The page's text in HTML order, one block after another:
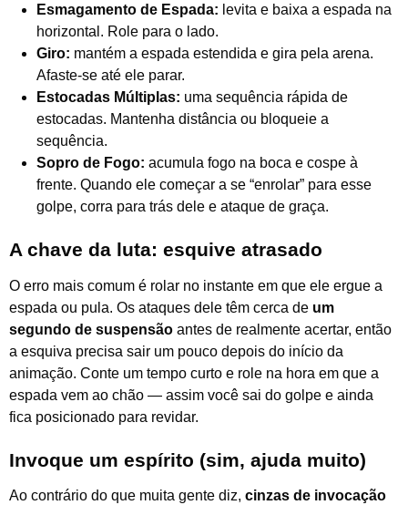
Esmagamento de Espada: levita e baixa a espada na
horizontal. Role para o lado.
Giro: mantém a espada estendida e gira pela arena.
Afaste-se até ele parar.
Estocadas Múltiplas: uma sequência rápida de
estocadas. Mantenha distância ou bloqueie a
sequência.
Sopro de Fogo: acumula fogo na boca e cospe à
frente. Quando ele começar a se “enrolar” para esse
golpe, corra para trás dele e ataque de graça.
A chave da luta: esquive atrasado
O erro mais comum é rolar no instante em que ele ergue a
espada ou pula. Os ataques dele têm cerca de um
segundo de suspensão antes de realmente acertar, então
a esquiva precisa sair um pouco depois do início da
animação. Conte um tempo curto e role na hora em que a
espada vem ao chão — assim você sai do golpe e ainda
fica posicionado para revidar.
Invoque um espírito (sim, ajuda muito)
Ao contrário do que muita gente diz, cinzas de invocação